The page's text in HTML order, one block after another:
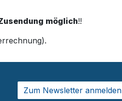
möglich!!
Zum Newsletter anmelden